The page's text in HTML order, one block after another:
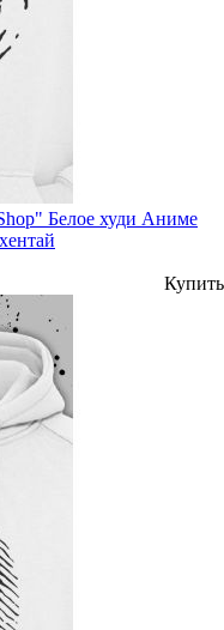
Белое худи Аниме
Купить